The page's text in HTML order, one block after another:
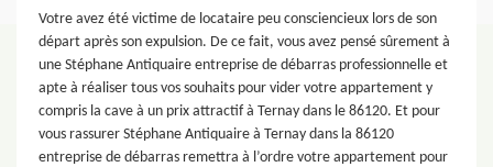
Votre avez été victime de locataire peu consciencieux lors de son
départ après son expulsion. De ce fait, vous avez pensé sûrement à
une Stéphane Antiquaire entreprise de débarras professionnelle et
apte à réaliser tous vos souhaits pour vider votre appartement y
compris la cave à un prix attractif à Ternay dans le 86120. Et pour
vous rassurer Stéphane Antiquaire à Ternay dans la 86120
entreprise de débarras remettra à l’ordre votre appartement pour